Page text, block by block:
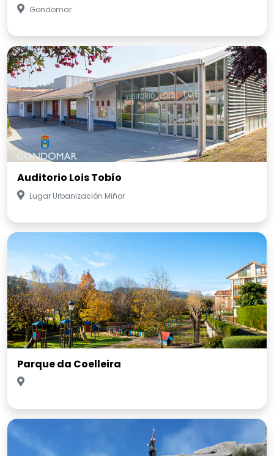
Gondomar
Auditorio Lois Tobío
Lugar Urbanización Miñor
Parque da Coelleira